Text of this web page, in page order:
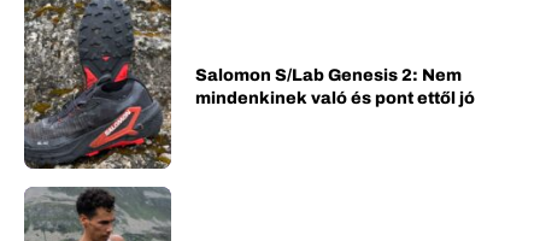
Salomon S/Lab Genesis 2: Nem
mindenkinek való és pont ettől jó